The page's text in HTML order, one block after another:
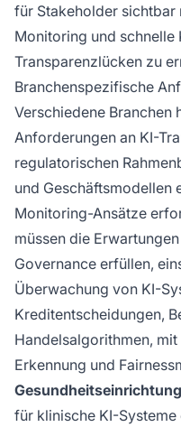
für Stakeholder sichtbar
Monitoring und schnelle
Transparenzlücken zu
Branchenspezifische
Verschiedene Branchen
Anforderungen an KI-
regulatorischen
und Geschäftsmodellen
Monitoring-Ansätze
müssen die
Governance erfüllen,
Überwachung von KI-
Kreditentscheidungen,
Handelsalgorithmen,
Erkennung und
für klinische KI-